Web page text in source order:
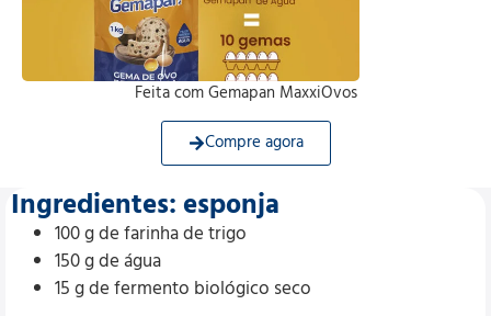
Feita com Gemapan MaxxiOvos
Compre agora
Ingredientes: esponja
100 g de farinha de trigo
150 g de água
15 g de fermento biológico seco